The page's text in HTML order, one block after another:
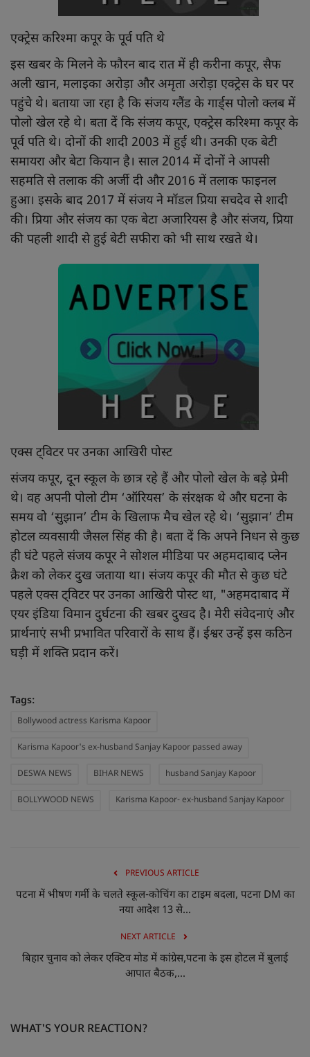
एक्ट्रेस करिश्मा कपूर के पूर्व पति थे
इस खबर के मिलने के फौरन बाद रात में ही करीना कपूर, सैफ
अली खान, मलाइका अरोड़ा और अमृता अरोड़ा एक्ट्रेस के घर पर
पहुंचे थे। बताया जा रहा है कि संजय ग्लैंड के गार्ड्स पोलो क्लब में
पोलो खेल रहे थे। बता दें कि संजय कपूर, एक्ट्रेस करिश्मा कपूर के
पूर्व पति थे। दोनों की शादी 2003 में हुई थी। उनकी एक बेटी
समायरा और बेटा कियान है। साल 2014 में दोनों ने आपसी
सहमति से तलाक की अर्जी दी और 2016 में तलाक फाइनल
हुआ। इसके बाद 2017 में संजय ने मॉडल प्रिया सचदेव से शादी
की। प्रिया और संजय का एक बेटा अजारियस है और संजय, प्रिया
की पहली शादी से हुई बेटी सफीरा को भी साथ रखते थे।
एक्स ट्विटर पर उनका आखिरी पोस्ट
संजय कपूर, दून स्कूल के छात्र रहे हैं और पोलो खेल के बड़े प्रेमी
थे। वह अपनी पोलो टीम ‘ऑरियस’ के संरक्षक थे और घटना के
समय वो ‘सुझान’ टीम के खिलाफ मैच खेल रहे थे। ‘सुझान’ टीम
होटल व्यवसायी जैसल सिंह की है। बता दें कि अपने निधन से कुछ
ही घंटे पहले संजय कपूर ने सोशल मीडिया पर अहमदाबाद प्लेन
क्रैश को लेकर दुख जताया था। संजय कपूर की मौत से कुछ घंटे
पहले एक्स ट्विटर पर उनका आखिरी पोस्ट था, "अहमदाबाद में
एयर इंडिया विमान दुर्घटना की खबर दुखद है। मेरी संवेदनाएं और
प्रार्थनाएं सभी प्रभावित परिवारों के साथ हैं। ईश्वर उन्हें इस कठिन
घड़ी में शक्ति प्रदान करें।
Tags:
Bollywood actress Karisma Kapoor
Karisma Kapoor's ex-husband Sanjay Kapoor passed away
DESWA NEWS BIHAR NEWS husband Sanjay Kapoor
BOLLYWOOD NEWS Karisma Kapoor- ex-husband Sanjay Kapoor
PREVIOUS ARTICLE
पटना में भीषण गर्मी के चलते स्कूल-कोचिंग का टाइम बदला, पटना DM का
नया आदेश 13 से...
NEXT ARTICLE
बिहार चुनाव को लेकर एक्टिव मोड में कांग्रेस,पटना के इस होटल में बुलाई
आपात बैठक,...
WHAT'S YOUR REACTION?